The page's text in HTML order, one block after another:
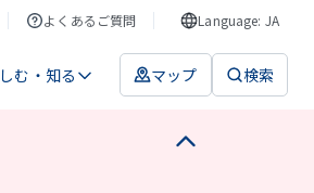
よくあるご質問 Language: JA
む・知る マップ 検索